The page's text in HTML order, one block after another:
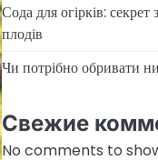
Сода для огірків:
плодів
Чи потрібно обривати
Свежие
No comments to